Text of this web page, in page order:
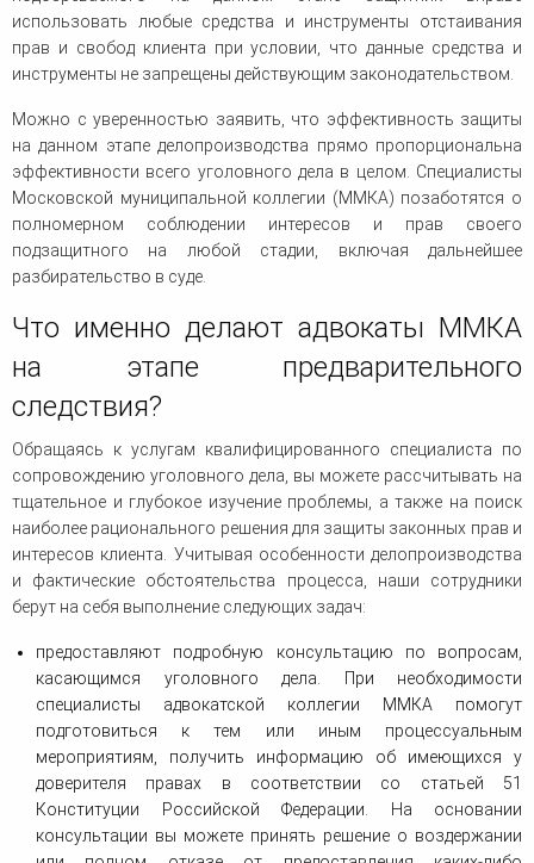
использовать любые средства и инструменты отстаивания
прав и свобод клиента при условии, что данные средства и
инструменты не запрещены действующим законодательством.
Можно с уверенностью заявить, что эффективность защиты
на данном этапе делопроизводства прямо пропорциональна
эффективности всего уголовного дела в целом. Специалисты
Московской муниципальной коллегии (ММКА) позаботятся о
полномерном соблюдении интересов и прав своего
подзащитного на любой стадии, включая дальнейшее
разбирательство в суде.
Что именно делают адвокаты ММКА
на этапе предварительного
следствия?
Обращаясь к услугам квалифицированного специалиста по
сопровождению уголовного дела, вы можете рассчитывать на
тщательное и глубокое изучение проблемы, а также на поиск
наиболее рационального решения для защиты законных прав и
интересов клиента. Учитывая особенности делопроизводства
и фактические обстоятельства процесса, наши сотрудники
берут на себя выполнение следующих задач:
предоставляют подробную консультацию по вопросам,
касающимся уголовного дела. При необходимости
специалисты адвокатской коллегии ММКА помогут
подготовиться к тем или иным процессуальным
мероприятиям, получить информацию об имеющихся у
доверителя правах в соответствии со статьей 51
Конституции Российской Федерации. На основании
консультации вы можете принять решение о воздержании